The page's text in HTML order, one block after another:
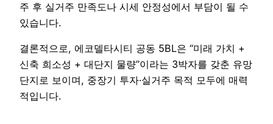
주 후 실거주 만족도나 시세 안정성에서 부담이 될 수
있습니다.
결론적으로, 에코델타시티 공동 5BL은 “미래 가치 +
신축 희소성 + 대단지 물량”이라는 3박자를 갖춘 유망
단지로 보이며, 중장기 투자·실거주 목적 모두에 매력
적입니다.